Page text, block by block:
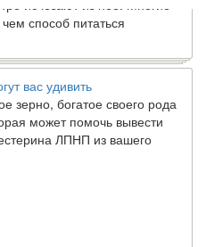
способ питаться
зерно, богатое своего рода
может помочь вывести
ЛПНП из вашего